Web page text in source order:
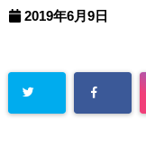
2019年6月9日